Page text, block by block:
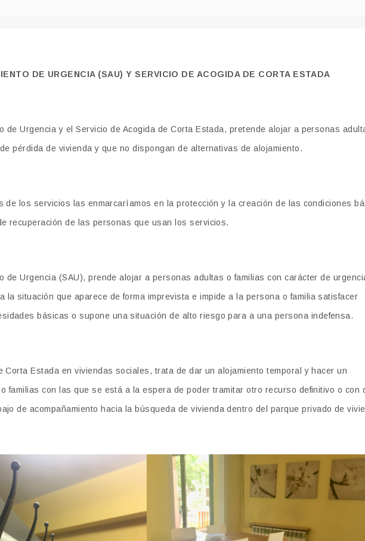
DE URGENCIA (SAU) Y SERVICIO DE ACOGIDA DE CORTA ESTADA
de Urgencia y el Servicio de Acogida de Corta Estada, pretende alojar a personas
pérdida de vivienda y que no dispongan de alternativas de alojamiento.
de los servicios las enmarcaríamos en la protección y la creación de las condiciones
recuperación de las personas que usan los servicios.
de Urgencia (SAU), prende alojar a personas adultas o familias con carácter de
la situación que aparece de forma imprevista e impide a la persona o familia satisfacer
básicas o supone una situación de alto riesgo para a una persona indefensa.
Corta Estada en viviendas sociales, trata de dar un alojamiento temporal y hacer un
familias con las que se está a la espera de poder tramitar otro recurso definitivo o con
de acompañamiento hacia la búsqueda de vivienda dentro del parque privado de